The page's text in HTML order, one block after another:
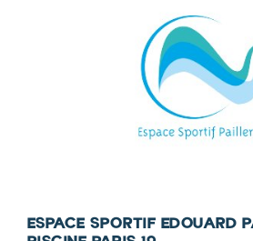
ESPACE SPORTIF EDOUARD